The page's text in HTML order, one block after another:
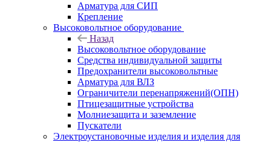
Арматура для СИП
Крепление
Высоковольтное оборудование
Назад
Высоковольтное оборудование
Средства индивидуальной защиты
Предохранители высоковольтные
Арматура для ВЛЗ
Ограничители перенапряжений(ОПН)
Птицезащитные устройства
Молниезащита и заземление
Пускатели
Электроустановочные изделия и изделия для